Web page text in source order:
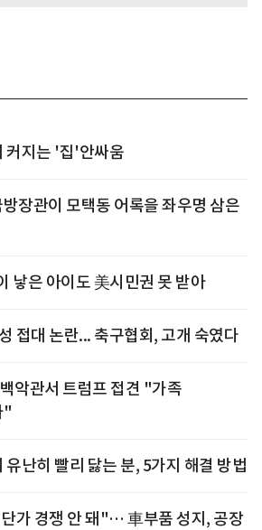
커지는 '집'안싸움
장관이 모택동 어록을 좌우명 삼은
낳은 아이도 美시민권 못 받아
접대 논란... 축구협회, 고개 숙였다
악관서 트럼프 접견 "가족
"
유난히 빨리 닳는 분, 5가지 해결 방법
가 경쟁 안 돼"… 車부품 성지, 공장